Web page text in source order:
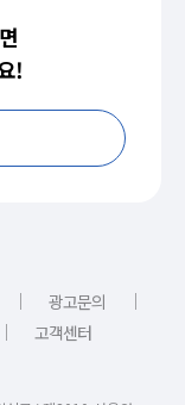
!
｜ 광고문의
｜
｜ 고객센터